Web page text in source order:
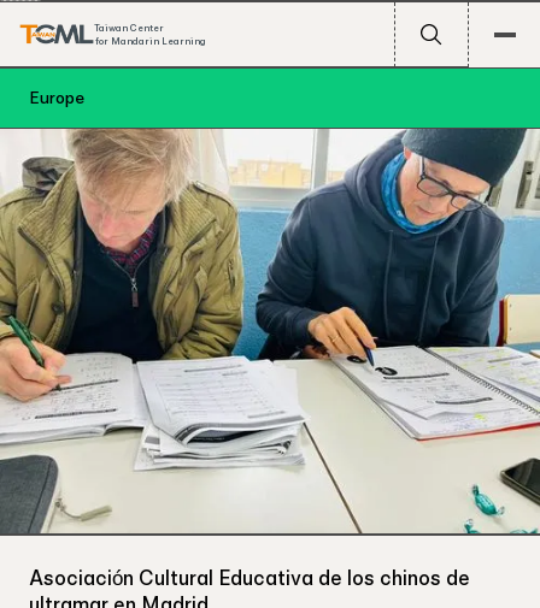
Taiwan Center
for Mandarin Learning
Europe
Asociación Cultural Educativa de los chinos de